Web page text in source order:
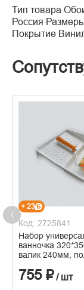
Тип товара
Россия
Покрытие
+ 23
Код: 2725841
Набор
ванночка
валик 240мм,
755 ₽/ шт